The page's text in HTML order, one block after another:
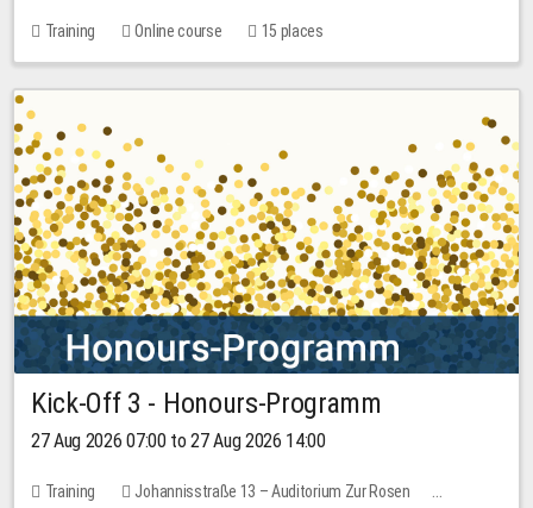
Training Online course 15 places
Kick-Off 3 - Honours-Programm
27 Aug 2026 07:00 to 27 Aug 2026 14:00
Training
Johannisstraße 13 – Auditorium Zur Rosen